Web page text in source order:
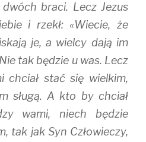
braci. Lecz Jezus
i rzekł: «Wiecie, że
je, a wielcy dają im
tak będzie u was. Lecz
stać się wielkim,
sługą. A kto by chciał
wami, niech będzie
tak jak Syn Człowieczy,